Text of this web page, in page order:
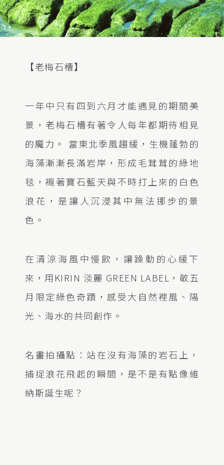
【老梅石槽】
一年中只有四到六月才能遇見的期間美
景，老梅石槽有著令人每年都期待相見
的魔力。 當東北季風趨緩，生機蓬勃的
海藻漸漸長滿岩岸，形成毛茸茸的綠地
毯，襯著寶石藍天與不時打上來的白色
浪花，是讓人沉浸其中無法挪步的景
色。
在清涼海風中慢飲，讓躁動的心緩下
來，用KIRIN 淡麗 GREEN LABEL，敬五
月限定綠色奇蹟，感受大自然裡風、陽
光、海水的共同創作。
名畫拍攝點：站在沒有海藻的岩石上，
捕捉浪花飛起的瞬間，是不是有點像維
納斯誕生呢？